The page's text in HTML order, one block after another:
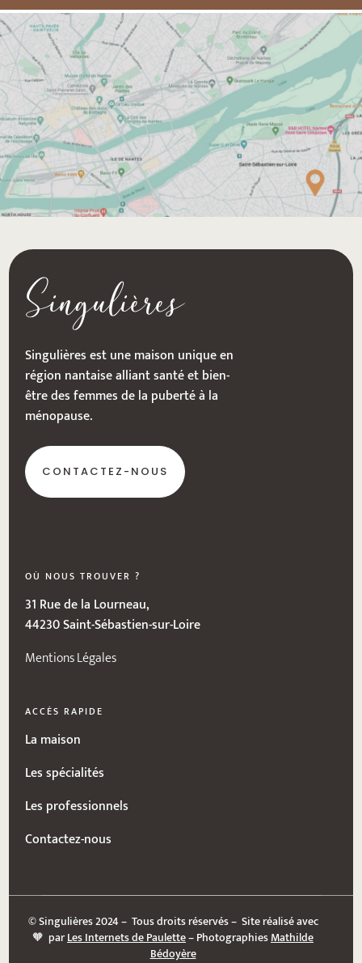
Singulières
Singulières est une maison unique en
région nantaise alliant santé et bien-
être des femmes de la puberté à la
ménopause.
CONTACTEZ-NOUS
OÙ NOUS TROUVER ?
31 Rue de la Lourneau,
44230 Saint-Sébastien-sur-Loire
Mentions Légales
ACCÈS RAPIDE
La maison
Les spécialités
Les professionnels
Contactez-nous
© Singulières 2024 – Tous droits réservés – Site réalisé avec
🧡 parLes Internets de Paulette– PhotographiesMathilde
Bédoyère